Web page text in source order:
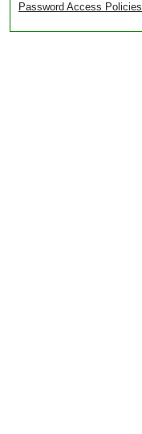
Password Access Policies